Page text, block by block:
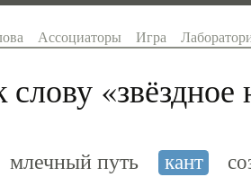
Ассоциаторы Игра
слову «звёздное
млечный путь кант